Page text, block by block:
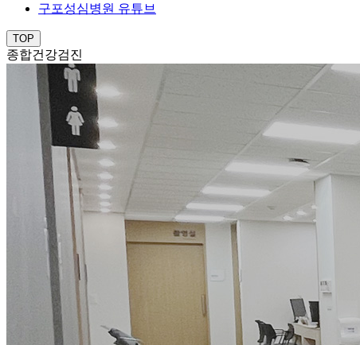
구포성심병원 유튜브
TOP
종합건강검진